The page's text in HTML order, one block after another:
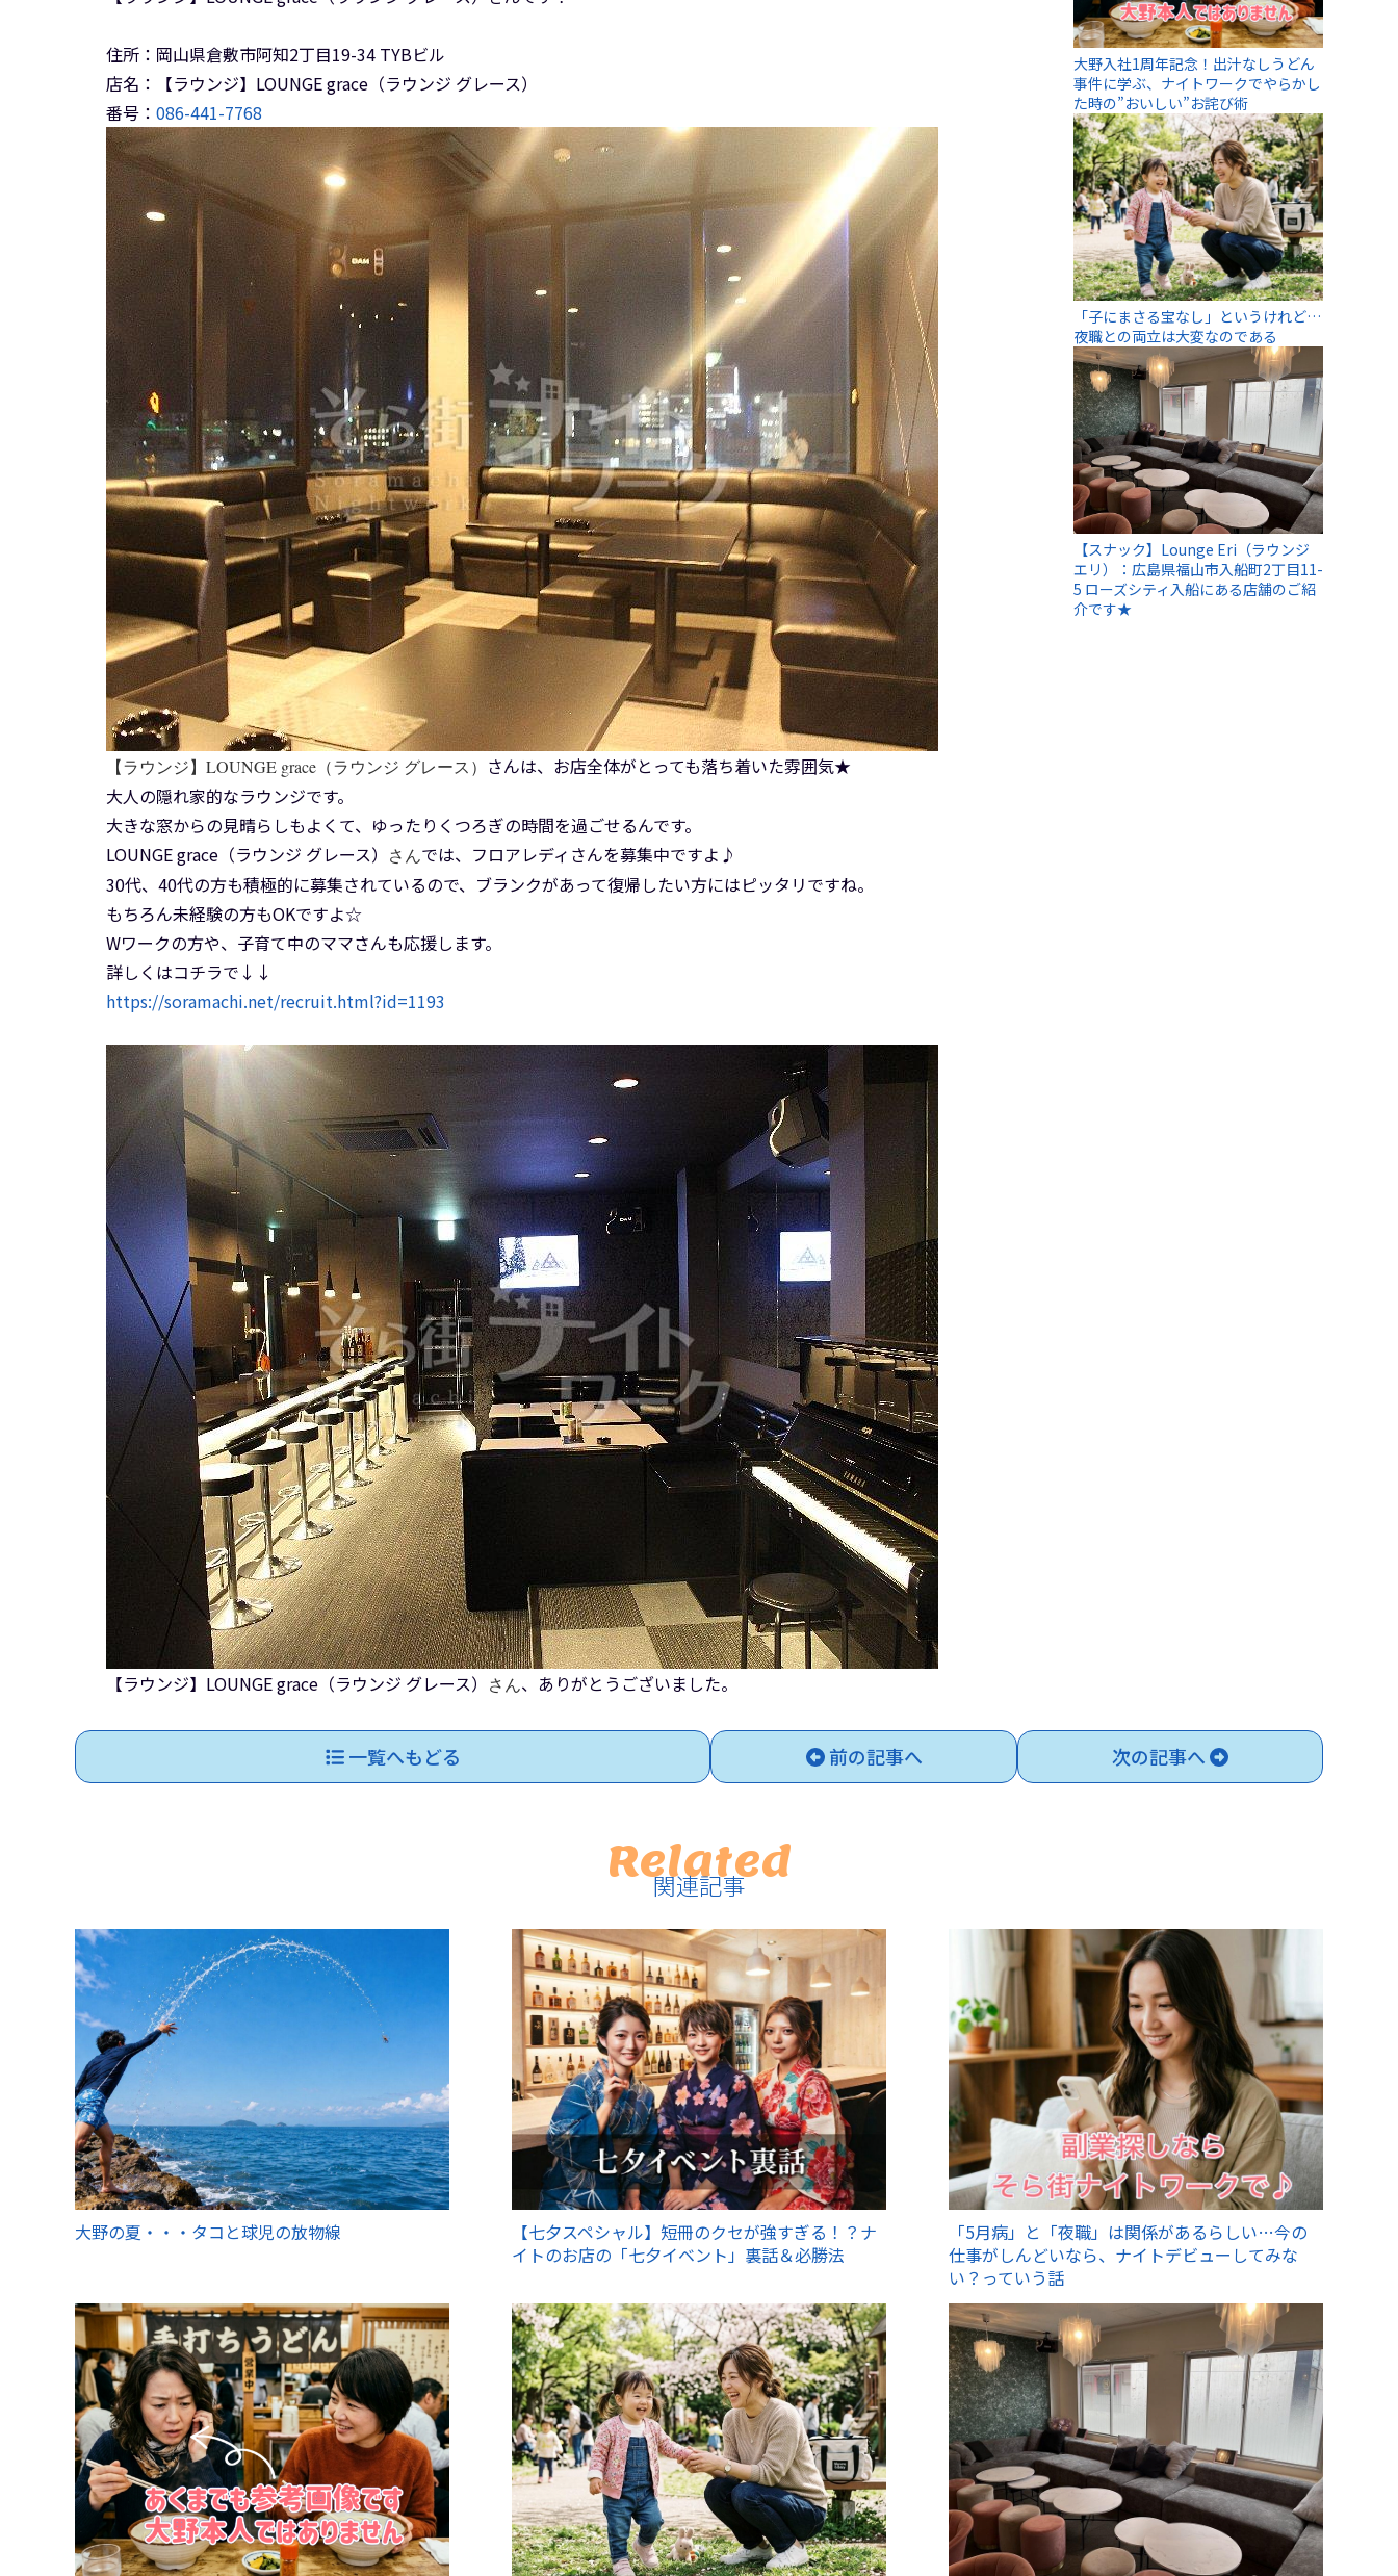
住所：岡山県倉敷市阿知2丁目19-34 TYBビル
店名：【ラウンジ】LOUNGE grace（ラウンジ グレース）
番号： 086-441-7768
【ラウンジ】LOUNGE grace（ラウンジ グレース） さんは、お店全体がとっても落ち着いた雰囲気★
大人の隠れ家的なラウンジです。
大きな窓からの見晴らしもよくて、ゆったりくつろぎの時間を過ごせるんです。
LOUNGE grace（ラウンジ グレース）
さんでは、フロアレディさんを募集中ですよ♪
30代、40代の方も積極的に募集されているので、ブランクがあって復帰したい方にはピッタリですね。
もちろん未経験の方もOKですよ☆
Wワークの方や、子育て中のママさんも応援します。
詳しくはコチラで↓↓
https://soramachi.net/recruit.html?id=1193
【ラウンジ】LOUNGE grace（ラウンジ グレース） さん、ありがとうございました。
大野入社1周年記念！出汁なしうどん
事件に学ぶ、ナイトワークでやらかし
た時の”おいしい”お詫び術
「子にまさる宝なし」というけれど…
夜職との両立は大変なのである
【スナック】Lounge Eri（ラウンジ
エリ）：広島県福山市入船町2丁目11-
5 ローズシティ入船にある店舗のご紹
介です★
一覧へもどる 前の記事へ 次の記事へ
Related
関連記事
大野の夏・・・タコと球児の放物線
【七夕スペシャル】短冊のクセが強すぎる！？ナ
イトのお店の「七夕イベント」裏話＆必勝法
「5月病」と「夜職」は関係があるらしい…今の
仕事がしんどいなら、ナイトデビューしてみな
い？っていう話